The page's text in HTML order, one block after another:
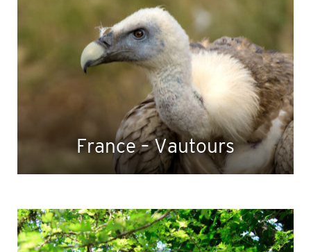
France – Vautours